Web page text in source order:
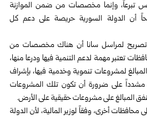
تبرعاً، وإنما مخصصات من ضمن الموازنة
أن الدولة السورية حريصة على دعم كل
تصريح لمراسل سانا أن هناك مخصصات من
عام 2025 لمحافظات تعتبر مهمة لدعم التنمية فيها ودرعا منها،
لمشروعات تنموية وخدمية فيها، بإشراف
مشدداً على ضرورة أن تكون تلك المشروعات
المبالغ على مشروعات حقيقية على الأرض.
أخرى، وفقاً لوزير المالية، لأن الدولة